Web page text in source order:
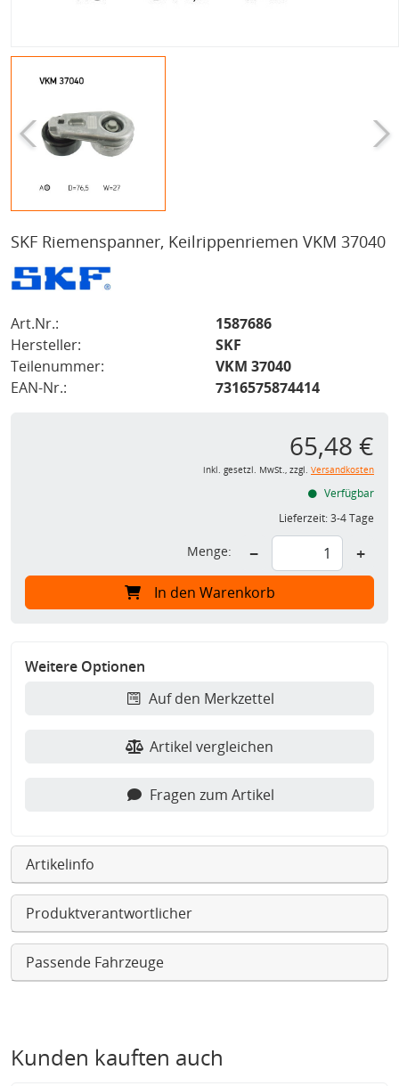
SKF Riemenspanner, Keilrippenriemen VKM 37040
Art.Nr.:
1587686
Hersteller:
SKF
Teilenummer:
VKM 37040
EAN-Nr.:
7316575874414
65,48 €
inkl. gesetzl. MwSt., zzgl. Versandkosten
Verfügbar
Lieferzeit:3-4 Tage
Menge: − +
In den Warenkorb
Weitere Optionen
Auf den Merkzettel
Artikel vergleichen
Fragen zum Artikel
Artikelinfo
Produktverantwortlicher
Passende Fahrzeuge
Kunden kauften auch